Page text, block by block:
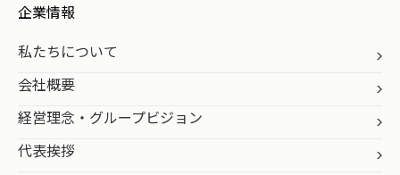
企業情報
私たちについて
会社概要
経営理念・グループビジョン
代表挨拶